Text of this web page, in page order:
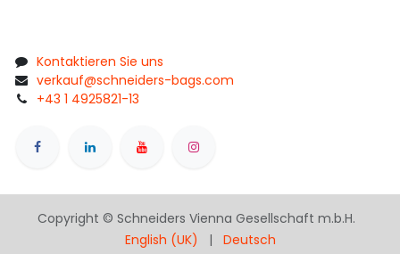
Kontaktieren Sie uns
verkauf@schneiders-bags.com
+43 1 4925821-13
Copyright © Schneiders Vienna Gesellschaft m.b.H.
English (UK)
| Deutsch